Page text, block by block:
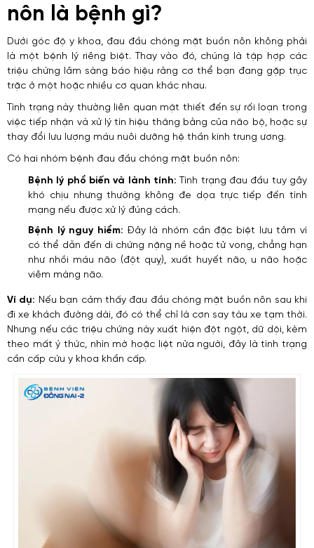
nôn​ là bệnh gì?
Dưới góc độ y khoa, đau đầu chóng mặt buồn nôn​ không phải
là một bệnh lý riêng biệt. Thay vào đó, chúng là tập hợp các
triệu chứng lâm sàng báo hiệu rằng cơ thể bạn đang gặp trục
trặc ở một hoặc nhiều cơ quan khác nhau.
Tình trạng này thường liên quan mật thiết đến sự rối loạn trong
việc tiếp nhận và xử lý tín hiệu thăng bằng của não bộ, hoặc sự
thay đổi lưu lượng máu nuôi dưỡng hệ thần kinh trung ương.
Có hai nhóm bệnh đau đầu chóng mặt buồn nôn:
Bệnh lý phổ biến và lành tính: Tình trạng đau đầu tuy gây
khó chịu nhưng thường không đe dọa trực tiếp đến tính
mạng nếu được xử lý đúng cách.
Bệnh lý nguy hiểm: Đây là nhóm cần đặc biệt lưu tâm vì
có thể dẫn đến di chứng nặng nề hoặc tử vong, chẳng hạn
như nhồi máu não (đột quỵ), xuất huyết não, u não hoặc
viêm màng não.
Ví dụ: Nếu bạn cảm thấy đau đầu chóng mặt buồn nôn sau khi
đi xe khách đường dài, đó có thể chỉ là cơn say tàu xe tạm thời.
Nhưng nếu các triệu chứng này xuất hiện đột ngột, dữ dội, kèm
theo mất ý thức, nhìn mờ hoặc liệt nửa người, đây là tình trạng
cần cấp cứu y khoa khẩn cấp.